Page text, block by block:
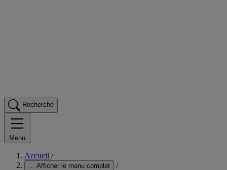
Recherche
Menu
Accueil /
Afficher le menu complet
/